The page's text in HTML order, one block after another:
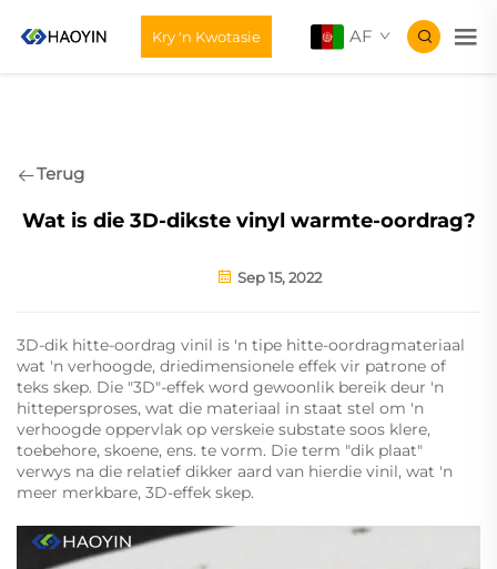
Kry 'n Kwotasie AF
Terug
Wat is die 3D-dikste vinyl warmte-oordrag?
Sep 15, 2022
3D-dik hitte-oordrag vinil is 'n tipe hitte-oordragmateriaal
wat 'n verhoogde, driedimensionele effek vir patrone of
teks skep. Die "3D"-effek word gewoonlik bereik deur 'n
hittepersproses, wat die materiaal in staat stel om 'n
verhoogde oppervlak op verskeie substate soos klere,
toebehore, skoene, ens. te vorm. Die term "dik plaat"
verwys na die relatief dikker aard van hierdie vinil, wat 'n
meer merkbare, 3D-effek skep.